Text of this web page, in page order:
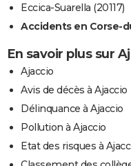
Eccica-Suarella (20117)
Accidents en Corse-
En savoir plus sur
Ajaccio
Avis de décès à Ajaccio
Délinquance à Ajaccio
Pollution à Ajaccio
Etat des risques à